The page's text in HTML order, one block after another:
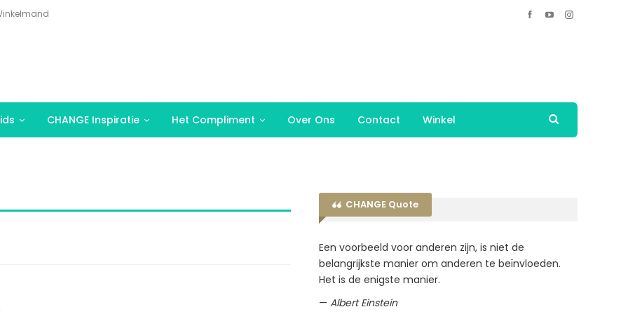
CHANGE Inspiratie Het Compliment Over Ons Contact Winkel
CHANGE Quote
Een voorbeeld voor anderen zijn, is niet de
belangrijkste manier om anderen te beïnvloeden.
Het is de enigste manier.
— Albert Einstein